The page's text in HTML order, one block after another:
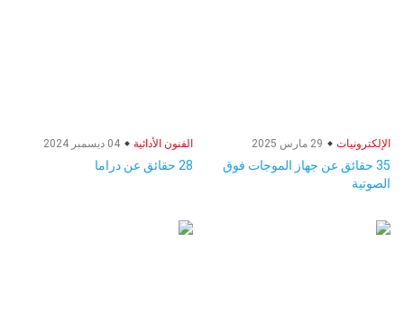
الإلكترونيات
35 حقائق عن جهاز الموجات فوق
الصوتية
الفنون الأدائية
28 حقائق عن دراما